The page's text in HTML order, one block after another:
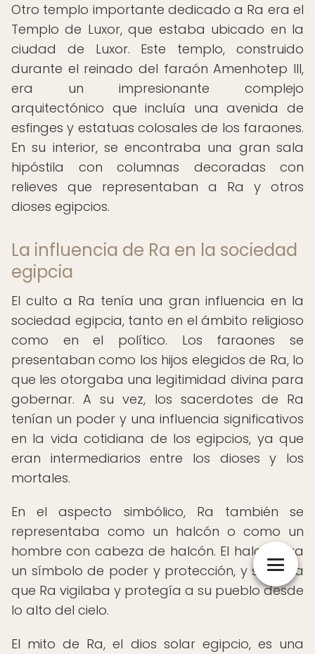
Otro templo importante dedicado a Ra era el
Templo de Luxor, que estaba ubicado en la
ciudad de Luxor. Este templo, construido
durante el reinado del faraón Amenhotep III,
era un impresionante complejo
arquitectónico que incluía una avenida de
esfinges y estatuas colosales de los faraones.
En su interior, se encontraba una gran sala
hipóstila con columnas decoradas con
relieves que representaban a Ra y otros
dioses egipcios.
La influencia de Ra en la sociedad
egipcia
El culto a Ra tenía una gran influencia en la
sociedad egipcia, tanto en el ámbito religioso
como en el político. Los faraones se
presentaban como los hijos elegidos de Ra, lo
que les otorgaba una legitimidad divina para
gobernar. A su vez, los sacerdotes de Ra
tenían un poder y una influencia significativos
en la vida cotidiana de los egipcios, ya que
eran intermediarios entre los dioses y los
mortales.
En el aspecto simbólico, Ra también se
representaba como un halcón o como un
hombre con cabeza de halcón. El halcón era
un símbolo de poder y protección, y se creía
que Ra vigilaba y protegía a su pueblo desde
lo alto del cielo.
El mito de Ra, el dios solar egipcio, es una